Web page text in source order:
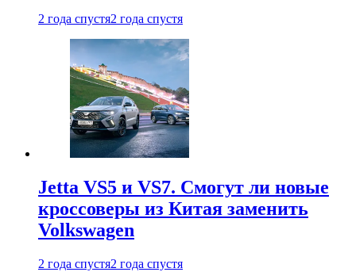
2 года спустя2 года спустя
Jetta VS5 и VS7. Смогут ли новые
кроссоверы из Китая заменить
Volkswagen
2 года спустя2 года спустя